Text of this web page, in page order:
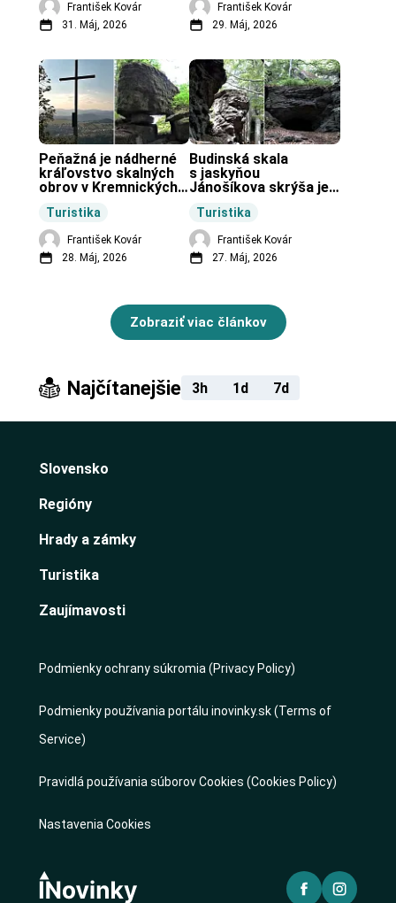
František Kovár
31. Máj, 2026
František Kovár
29. Máj, 2026
Turistika
Peňažná je nádherné
kráľovstvo skalných
obrov v Kremnických
František Kovár
28. Máj, 2026
Turistika
Budinská skala
s jaskyňou
Jánošíkova skrýša je
obci Budiná.
František Kovár
27. Máj, 2026
Zobraziť viac článkov
Najčítanejšie 3h 1d 7d
Slovensko
Regióny
Hrady a zámky
Turistika
Zaujímavosti
Podmienky ochrany súkromia (Privacy Policy)
Podmienky používania portálu inovinky.sk (Terms of
Service)
Pravidlá používania súborov Cookies (Cookies Policy)
Nastavenia Cookies